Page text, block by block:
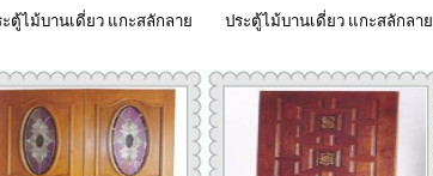
ตู้ไม้บานเดี่ยว แกะสลักลาย ประตู้ไม้บานเดี่ยว แกะสลักลาย